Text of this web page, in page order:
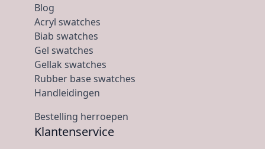
Blog
Acryl swatches
Biab swatches
Gel swatches
Gellak swatches
Rubber base swatches
Handleidingen
Bestelling herroepen
Klantenservice